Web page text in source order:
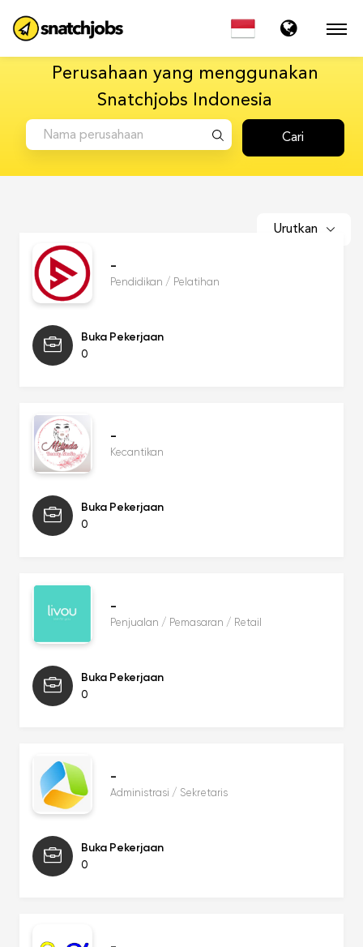
Perusahaan yang menggunakan
Snatchjobs Indonesia
Cari
Urutkan
-
Pendidikan / Pelatihan
Buka Pekerjaan
0
-
Kecantikan
Buka Pekerjaan
0
-
Penjualan / Pemasaran / Retail
Buka Pekerjaan
0
-
Administrasi / Sekretaris
Buka Pekerjaan
0